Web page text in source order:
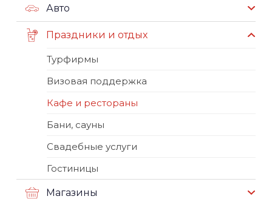
Авто
Праздники и отдых
Турфирмы
Визовая поддержка
Кафе и рестораны
Бани, сауны
Свадебные услуги
Гостиницы
Магазины